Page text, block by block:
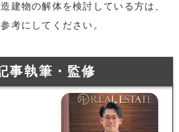
建物の解体を検討している方は、
考にしてください。
事執筆・監修